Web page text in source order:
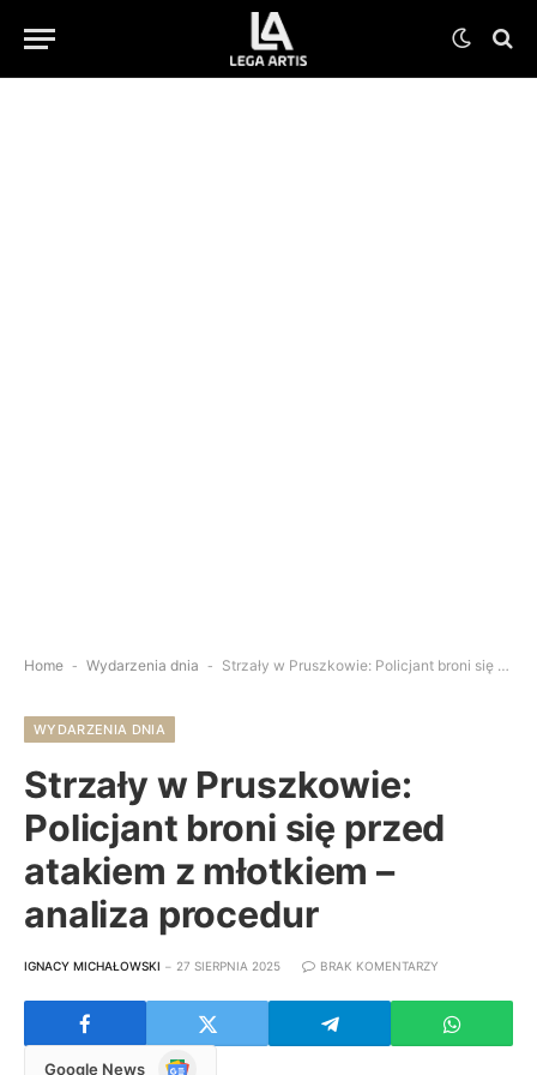
Home - Wydarzenia dnia - Strzały w Pruszkowie: Policjant broni się przed atakiem z młotkiem – analiza procedur
WYDARZENIA DNIA
Strzały w Pruszkowie:
Policjant broni się przed
atakiem z młotkiem –
analiza procedur
IGNACY MICHAŁOWSKI 27 SIERPNIA 2025 BRAK KOMENTARZY
Google News Google